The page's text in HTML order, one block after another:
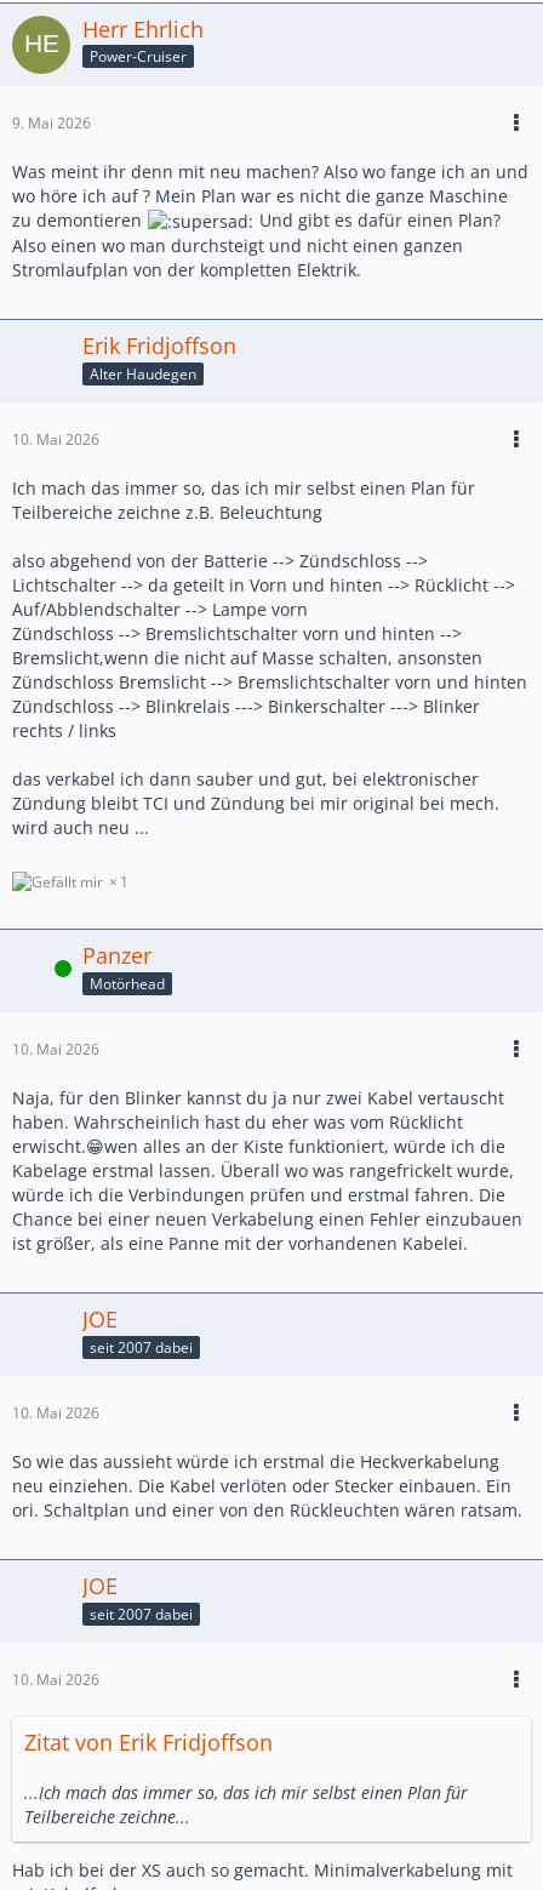
Herr Ehrlich
Power-Cruiser
9. Mai 2026
Was meint ihr denn mit neu machen? Also wo fange ich an und
wo höre ich auf ? Mein Plan war es nicht die ganze Maschine
zu demontieren
Und gibt es dafür einen Plan?
Also einen wo man durchsteigt und nicht einen ganzen
Stromlaufplan von der kompletten Elektrik.
Erik Fridjoffson
Alter Haudegen
10. Mai 2026
Ich mach das immer so, das ich mir selbst einen Plan für
Teilbereiche zeichne z.B. Beleuchtung
also abgehend von der Batterie --> Zündschloss -->
Lichtschalter --> da geteilt in Vorn und hinten --> Rücklicht -->
Auf/Abblendschalter --> Lampe vorn
Zündschloss --> Bremslichtschalter vorn und hinten -->
Bremslicht,wenn die nicht auf Masse schalten, ansonsten
Zündschloss Bremslicht --> Bremslichtschalter vorn und hinten
Zündschloss --> Blinkrelais ---> Binkerschalter ---> Blinker
rechts / links
das verkabel ich dann sauber und gut, bei elektronischer
Zündung bleibt TCI und Zündung bei mir original bei mech.
wird auch neu ...
1
Online Panzer
Motörhead
10. Mai 2026
Naja, für den Blinker kannst du ja nur zwei Kabel vertauscht
haben. Wahrscheinlich hast du eher was vom Rücklicht
erwischt.😁wen alles an der Kiste funktioniert, würde ich die
Kabelage erstmal lassen. Überall wo was rangefrickelt wurde,
würde ich die Verbindungen prüfen und erstmal fahren. Die
Chance bei einer neuen Verkabelung einen Fehler einzubauen
ist größer, als eine Panne mit der vorhandenen Kabelei.
JOE
seit 2007 dabei
10. Mai 2026
So wie das aussieht würde ich erstmal die Heckverkabelung
neu einziehen. Die Kabel verlöten oder Stecker einbauen. Ein
ori. Schaltplan und einer von den Rückleuchten wären ratsam.
JOE
seit 2007 dabei
10. Mai 2026
Zitat von Erik Fridjoffson
...Ich mach das immer so, das ich mir selbst einen Plan für
Teilbereiche zeichne...
Hab ich bei der XS auch so gemacht. Minimalverkabelung mit